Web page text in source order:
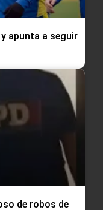
apunta a seguir
de robos de